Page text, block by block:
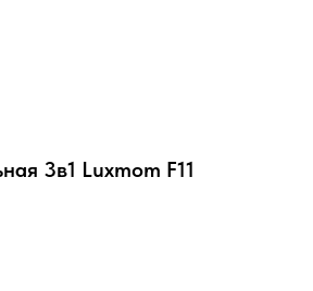
3в1 Luxmom F11